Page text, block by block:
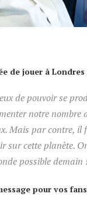
de jouer à
de pouvoir se
notre nombre
Mais par contre, il
sur cette planète.
possible demain
pour vos